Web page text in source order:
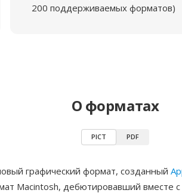
200 поддерживаемых форматов)
О форматах
PICT PDF
графический формат, созданный
Macintosh, дебютировавший вместе